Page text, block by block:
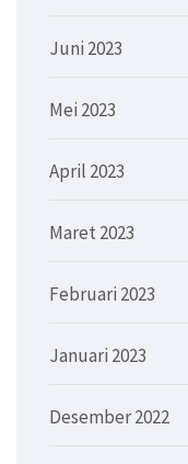
Juni 2023
Mei 2023
April 2023
Maret 2023
Februari 2023
Januari 2023
Desember 2022